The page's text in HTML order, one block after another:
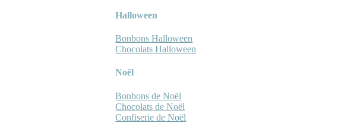
Halloween
Bonbons Halloween
Chocolats Halloween
Noël
Bonbons de Noël
Chocolats de Noël
Confiserie de Noël